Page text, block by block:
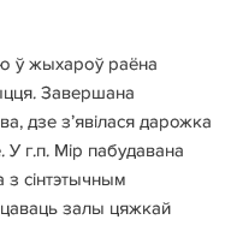
ў жыхароў раёна
Завершана
дзе з’явілася дарожка
У г.п. Мір пабудавана
з сінтэтычным
залы цяжкай